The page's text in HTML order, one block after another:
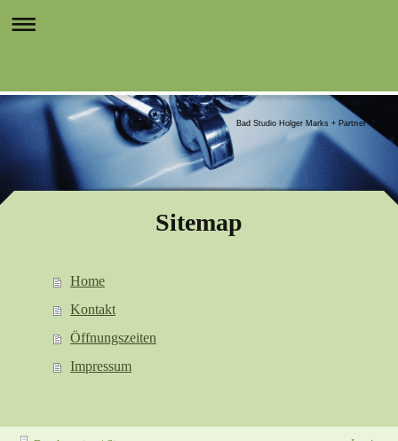
Bad Studio Holger Marks + Partner
Sitemap
Home
Kontakt
Öffnungszeiten
Impressum